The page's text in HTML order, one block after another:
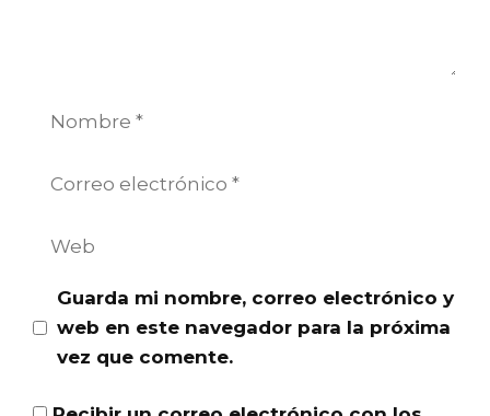
Nombre
Guarda mi nombre, correo electrónico y
web en este navegador para la próxima
vez que comente.